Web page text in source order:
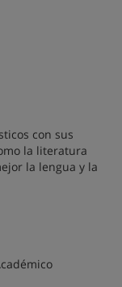
con sus
la literatura
la lengua y la